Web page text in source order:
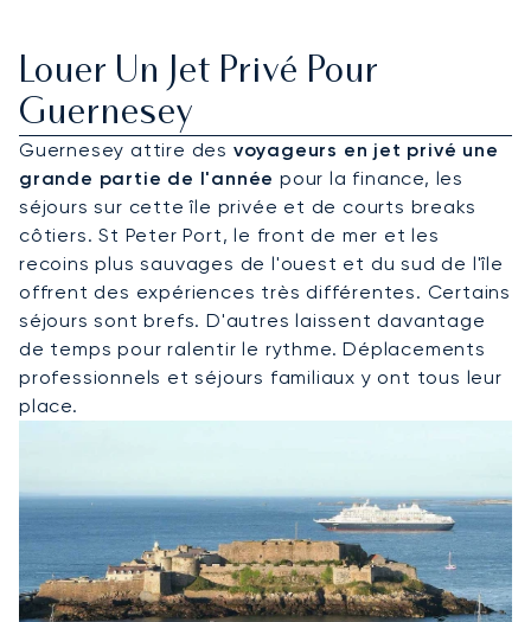
Louer Un Jet Privé Pour
Guernesey
Guernesey attire des voyageurs en jet privé une
grande partie de l'année pour la finance, les
séjours sur cette île privée et de courts breaks
côtiers. St Peter Port, le front de mer et les
recoins plus sauvages de l'ouest et du sud de l'île
offrent des expériences très différentes. Certains
séjours sont brefs. D'autres laissent davantage
de temps pour ralentir le rythme. Déplacements
professionnels et séjours familiaux y ont tous leur
place.